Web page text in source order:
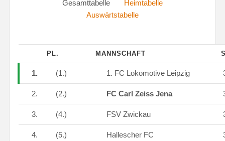
Gesamttabelle Heimtabelle
Auswärtstabelle
PL. MANNSCHAFT
1. (1.) 1. FC Lokomotive Leipzig
2. (2.) FC Carl Zeiss Jena
3. (4.) FSV Zwickau
4. (5.) Hallescher FC